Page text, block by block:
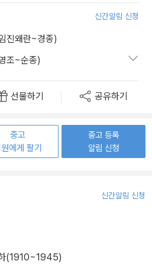
신간알림 신청
진왜란~경종)
조~순종)
선물하기 공유하기
중고
에게 팔기
중고 등록
알림 신청
신간알림 신청
(1910~1945)